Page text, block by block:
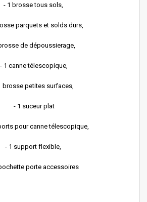
- 1 brosse tous sols,
parquets et solds durs,
de dépoussierage,
- 1 canne télescopique,
brosse petites surfaces,
- 1 suceur plat
pour canne télescopique,
- 1 support flexible,
porte accessoires